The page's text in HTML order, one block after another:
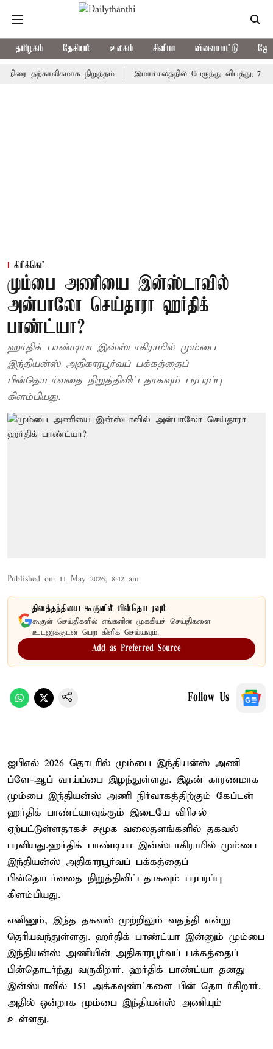
தமிழகம் தேசியம் உலகம் சினிமா விளையாட்டு
நிறுத்தம் இமாச்சலத்தில் பேருந்து விபத்து; 7 பேர்
கிரிக்கெட்
மும்பை அணியை இன்ஸ்டாவில்
அன்பாலோ செய்தாரா ஹர்திக்
பாண்ட்யா?
ஹர்திக் பாண்டியா இன்ஸ்டாகிராமில் மும்பை
இந்தியன்ஸ் அதிகாரபூர்வப் பக்கத்தைப்
பின்தொடர்வதை நிறுத்திவிட்டதாகவும் பரபரப்பு
கிளம்பியது.
Published on: 11 May 2026, 8:42 am
தினத்தந்தியை கூகுளில் பின்தொடரவும்
கூகுள் செய்திகளில் எங்களின் முக்கியச் செய்திகளை
உடனுக்குடன் பெற கிளிக் செய்யவும்.
Add as Preferred Source
Follow Us
ஐபிஎல் 2026 தொடரில் மும்பை இந்தியன்ஸ் அணி
ப்ளே-ஆப் வாய்ப்பை இழந்துள்ளது. இதன் காரணமாக
மும்பை இந்தியன்ஸ் அணி நிர்வாகத்திற்கும் கேப்டன்
ஹர்திக் பாண்ட்யாவுக்கும் இடையே விரிசல்
ஏற்பட்டுள்ளதாகச் சமூக வலைதளங்களில் தகவல்
பரவியது.ஹர்திக் பாண்டியா இன்ஸ்டாகிராமில் மும்பை
இந்தியன்ஸ் அதிகாரபூர்வப் பக்கத்தைப்
பின்தொடர்வதை நிறுத்திவிட்டதாகவும் பரபரப்பு
கிளம்பியது.
எனினும், இந்த தகவல் முற்றிலும் வதந்தி என்று
தெரியவந்துள்ளது. ஹர்திக் பாண்ட்யா இன்னும் மும்பை
இந்தியன்ஸ் அணியின் அதிகாரபூர்வப் பக்கத்தைப்
பின்தொடர்ந்து வருகிறார். ஹர்திக் பாண்ட்யா தனது
இன்ஸ்டாவில் 151 அக்கவுண்ட்களை பின் தொடர்கிறார்.
அதில் ஒன்றாக மும்பை இந்தியன்ஸ் அணியும்
உள்ளது.